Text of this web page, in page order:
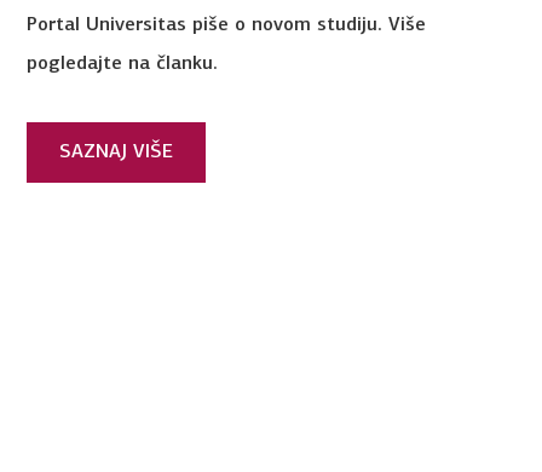
Portal Universitas piše o novom studiju. Više
pogledajte na članku.
SAZNAJ VIŠE